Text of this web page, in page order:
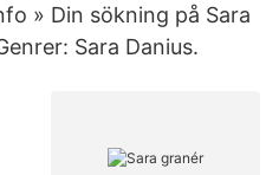
» Din sökning på Sara
Sara Danius.